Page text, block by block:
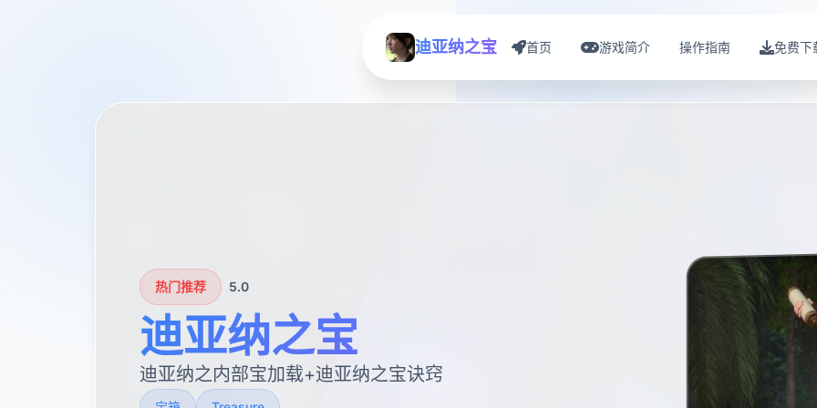
迪亚纳之宝 首页 游戏简介 操作指南 免费下
热门推荐 5.0
迪亚纳之宝
迪亚纳之内部宝加载+迪亚纳之宝诀窍